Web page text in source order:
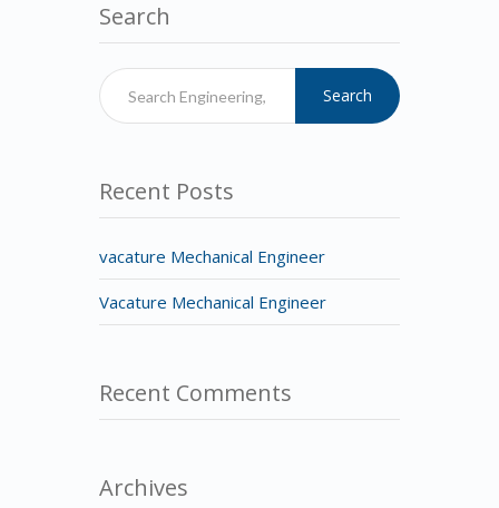
Search
Search
Recent Posts
vacature Mechanical Engineer
Vacature Mechanical Engineer
Recent Comments
Archives